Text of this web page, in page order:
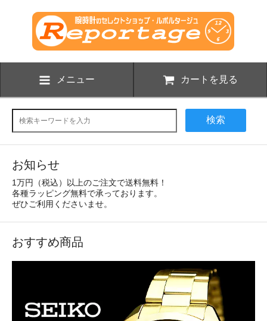
メニュー カートを見る
検索
お知らせ
1万円（税込）以上のご注文で送料無料！
各種ラッピング無料で承っております。
ぜひご利用くださいませ。
おすすめ商品